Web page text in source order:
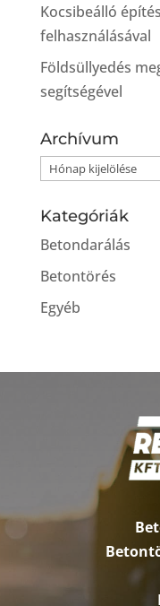
Kocsibeálló
felhasználásával
Földsüllyedés
segítségével
Archívum
Archívum
Kategóriák
Betondarálás
Betontörés
Egyéb